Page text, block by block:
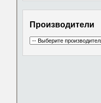
Производители